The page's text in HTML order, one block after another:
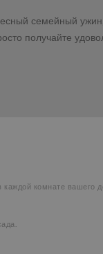
семейный
получайте
комнате вашего